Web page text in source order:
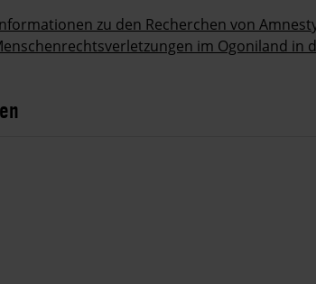
zu den Recherchen von
im Ogoniland in